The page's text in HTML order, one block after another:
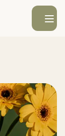
Ouvrir le